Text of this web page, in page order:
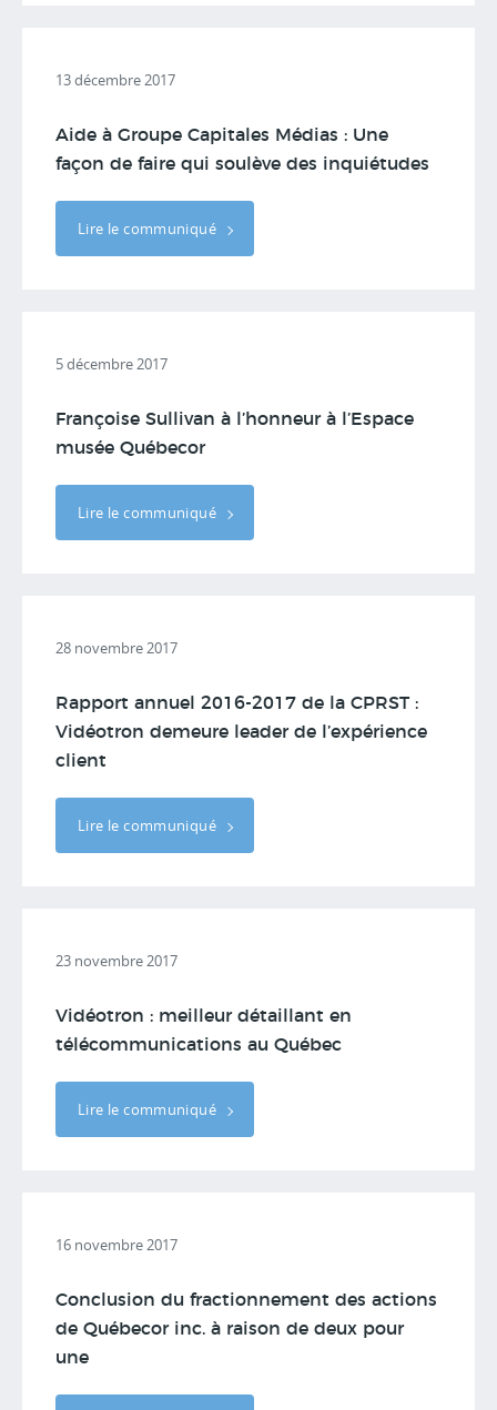
13 décembre 2017
Aide à Groupe Capitales Médias : Une
façon de faire qui soulève des inquiétudes
Lire le communiqué
5 décembre 2017
Françoise Sullivan à l’honneur à l’Espace
musée Québecor
Lire le communiqué
28 novembre 2017
Rapport annuel 2016-2017 de la CPRST :
Vidéotron demeure leader de l’expérience
client
Lire le communiqué
23 novembre 2017
Vidéotron : meilleur détaillant en
télécommunications au Québec
Lire le communiqué
16 novembre 2017
Conclusion du fractionnement des actions
de Québecor inc. à raison de deux pour
une